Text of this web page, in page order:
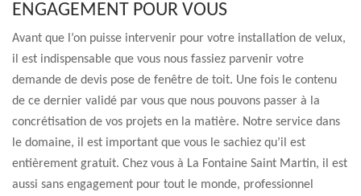
ENGAGEMENT POUR VOUS
Avant que l’on puisse intervenir pour votre installation de velux,
il est indispensable que vous nous fassiez parvenir votre
demande de devis pose de fenêtre de toit. Une fois le contenu
de ce dernier validé par vous que nous pouvons passer à la
concrétisation de vos projets en la matière. Notre service dans
le domaine, il est important que vous le sachiez qu’il est
entièrement gratuit. Chez vous à La Fontaine Saint Martin, il est
aussi sans engagement pour tout le monde, professionnel